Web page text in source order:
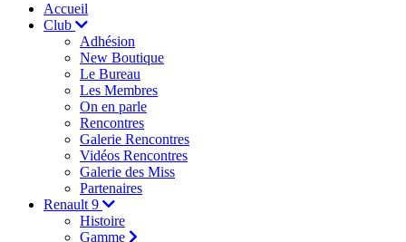
Accueil
Club
Adhésion
New Boutique
Le Bureau
Les Membres
On en parle
Rencontres
Galerie Rencontres
Vidéos Rencontres
Galerie des Miss
Partenaires
Renault 9
Histoire
Gamme